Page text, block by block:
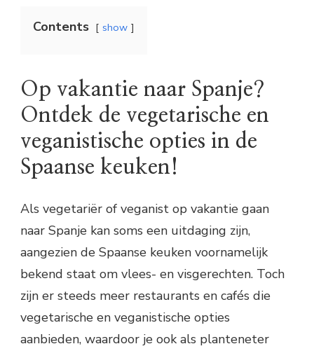
Contents show
Op vakantie naar Spanje?
Ontdek de vegetarische en
veganistische opties in de
Spaanse keuken!
Als vegetariër of veganist op vakantie gaan
naar Spanje kan soms een uitdaging zijn,
aangezien de Spaanse keuken voornamelijk
bekend staat om vlees- en visgerechten. Toch
zijn er steeds meer restaurants en cafés die
vegetarische en veganistische opties
aanbieden, waardoor je ook als planteneter